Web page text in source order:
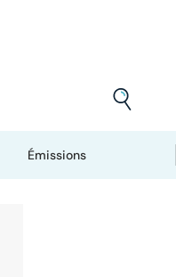
Émissions